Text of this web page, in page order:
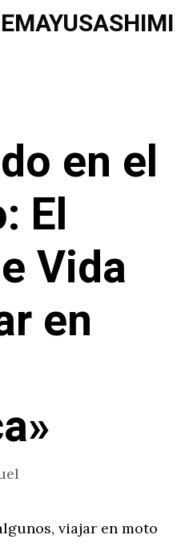
en el
El
Vida
en
viajar en moto